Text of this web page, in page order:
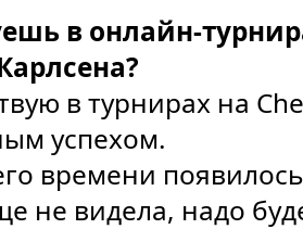
в онлайн-
в турнирах на
успехом.
времени
не видела, надо